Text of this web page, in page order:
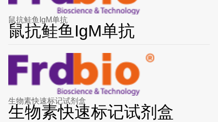
鼠抗鲑鱼IgM单抗
鼠抗鲑鱼IgM单抗
生物素快速标记试剂盒
生物素快速标记试剂盒